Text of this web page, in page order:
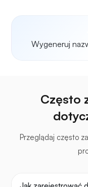
Wygeneruj
Często
Przeglądaj często